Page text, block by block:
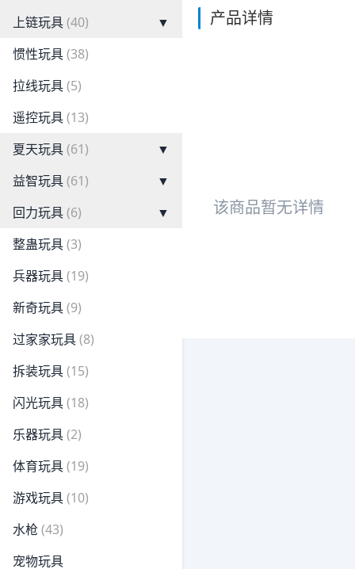
上链玩具(40)
▼
惯性玩具(38)
拉线玩具(5)
遥控玩具(13)
夏天玩具(61)
▼
益智玩具(61)
▼
回力玩具(6)
▼
整蛊玩具(3)
兵器玩具(19)
新奇玩具(9)
过家家玩具(8)
拆装玩具(15)
闪光玩具(18)
乐器玩具(2)
体育玩具(19)
游戏玩具(10)
水枪 (43)
宠物玩具
产品详情
该商品暂无详情